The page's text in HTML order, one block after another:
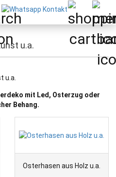
u.a.
mit Led, Osterzug oder
Behang.
Osterhasen aus Holz u.a.